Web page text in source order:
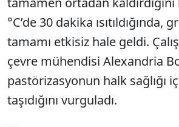
°C’de 30 dakika ısıtıldığında,
tamamı etkisiz hale geldi.
çevre mühendisi Alexandria
pastörizasyonun halk sağlığı
taşıdığını vurguladı.